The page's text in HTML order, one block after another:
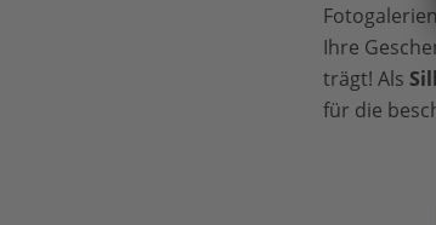
Ihre
trägt! Als
für die